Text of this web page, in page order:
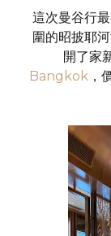
這次曼谷行
圍的昭披耶
開了家
Bangkok，